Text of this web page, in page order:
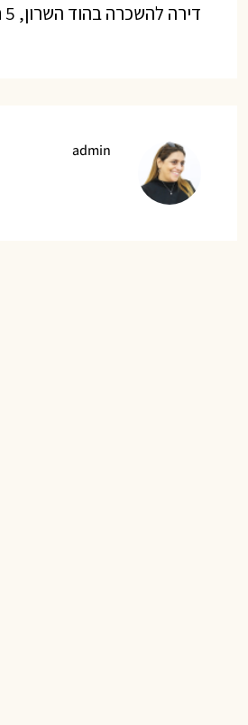
דירה להשכרה בהוד השרון, 5 חדרים | קציר נכסים ייעוץ ותיווך נדל”ן
admin